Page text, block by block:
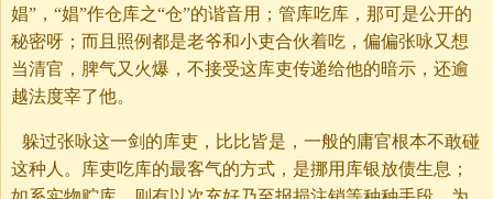
娼”，“娼”作仓库之“仓”的谐音用；管库吃库，那可是公开的
秘密呀；而且照例都是老爷和小吏合伙着吃，偏偏张咏又想
当清官，脾气又火爆，不接受这库吏传递给他的暗示，还逾
越法度宰了他。
躲过张咏这一剑的库吏，比比皆是，一般的庸官根本不敢碰
这种人。库吏吃库的最客气的方式，是挪用库银放债生息；